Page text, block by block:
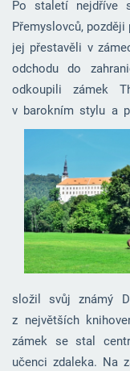
Po staletí nejdříve
Přemyslovců,
jej přestavěli v
odchodu do
odkoupili zámek
v barokním stylu a
složil svůj známý
z největších
zámek se stal
učenci zdaleka. Na